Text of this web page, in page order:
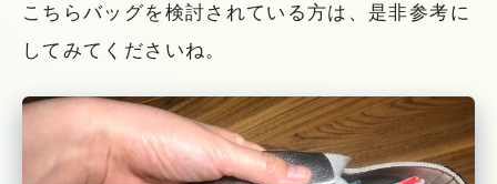
こちらバッグを検討されている方は、是非参考に
してみてくださいね。